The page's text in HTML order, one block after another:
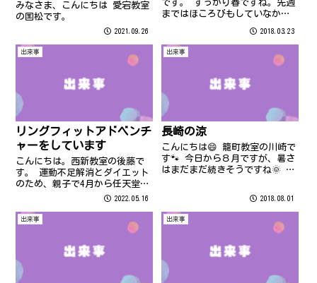
みなさま、こんにちは 愛宕教室
の国松です。
2021.09.26
です。 すっかり春ですね。先週
まではほころびもしていなかっ
2018.03.23
出来事
リングフィットアドベンチ
ャーをしています
こんにちは。西新教室の後藤で
す。 運動不足解消とダイエット
のため、親子で4月から任天堂ス
イッチのリングフィットアドベ
2022.05.16
出来事
長崎の涼
こんにちは😄 籠町教室の川崎で
す🐾 今日から８月ですが、暑さ
はまだまだ続きそうですね🌞 少
検索していると、 長崎名物チリ
ンチリンアイスの紹介サイトに
行きつきました🌟 詳しくはこち
2018.08.01
出来事 出来事